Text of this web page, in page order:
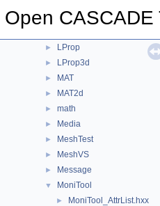
Open CASCADE
► LocalAnalysis
► LProp
► LProp3d
► MAT
► MAT2d
► math
► Media
► MeshTest
► MeshVS
► Message
▼ MoniTool
► MoniTool_AttrList.hxx